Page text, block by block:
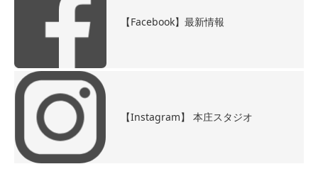
【Facebook】最新情報
【Instagram】 本庄スタジオ